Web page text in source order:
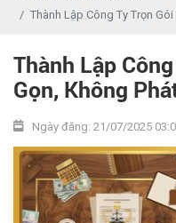
Thành Lập Công Ty Trọn
Thành Lập
Gọn, Không
Ngày đăng: 21/07/2025